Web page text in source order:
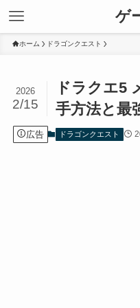
ゲ
ホーム ドラゴンクエスト
ドラクエ5
手方法と最
2026
2/15
広告 ドラゴンクエスト